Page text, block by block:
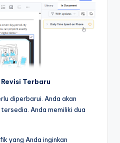
Terbaru
diperbarui. Anda akan
Anda memiliki dua
yang Anda inginkan